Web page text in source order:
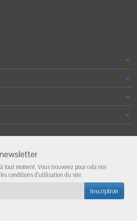
tout moment. Vous trouverez pour cela nos
conditions d'utilisation du site.